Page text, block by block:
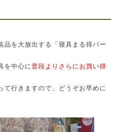
品を大放出する「寝具まる得バー
を中心に普段よりさらにお買い得
て行きますので、どうぞお早めに